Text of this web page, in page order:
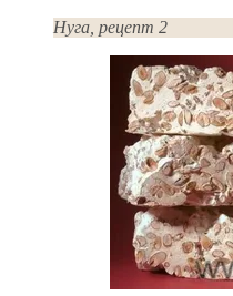
Нуга, рецепт 2